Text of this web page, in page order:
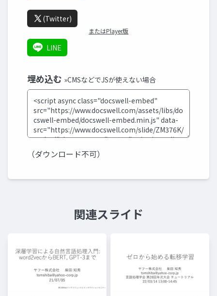
(Twitter)
またはPlayer版
LINE
埋め込む »CMSなどでJSが使えない場合
（ダウンロード不可）
関連スライド